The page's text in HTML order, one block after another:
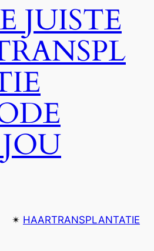
JUISTE
✴︎ HAARTRANSPLANTATIE